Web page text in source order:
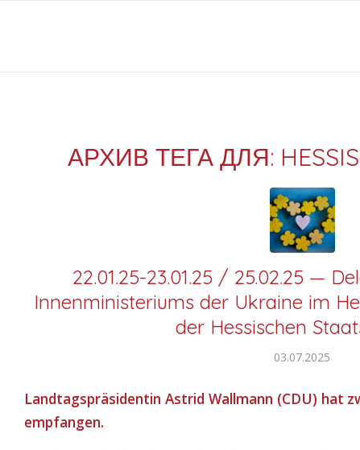
АРХИВ ТЕГА ДЛЯ:
22.01.25-23.01.25 / 25.02.25 —
Innenministeriums der Ukraine im
der Hessischen
03.07.2025
Landtagspräsidentin Astrid Wallmann (CDU) hat
empfangen.